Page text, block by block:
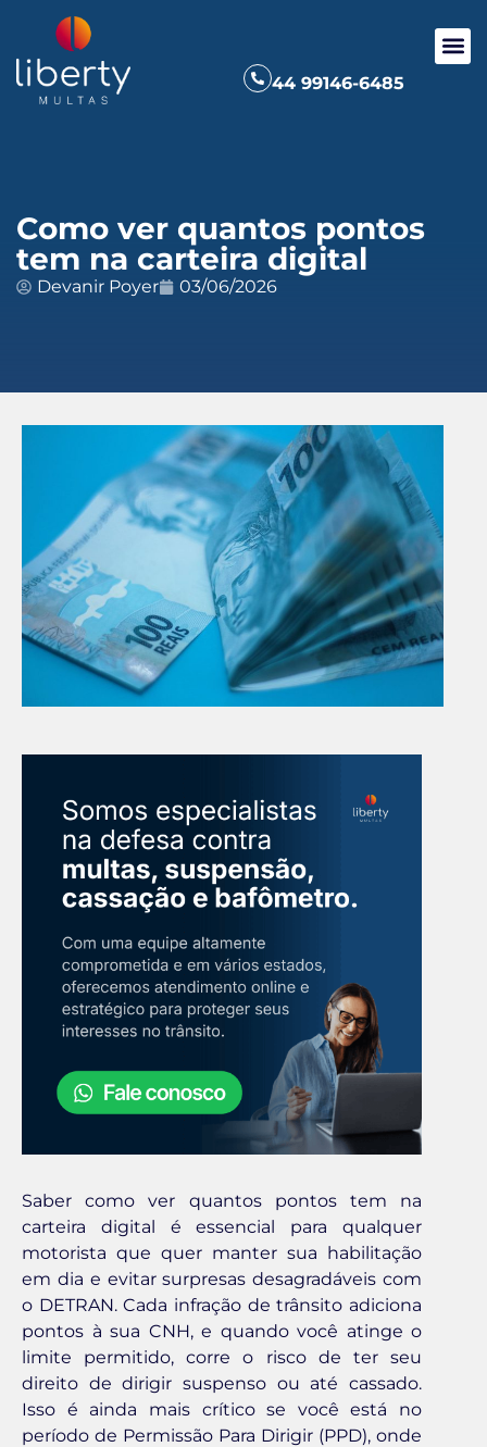
44 99146-6485
Como ver quantos pontos
tem na carteira digital
Devanir Poyer 03/06/2026
Saber como ver quantos pontos tem na
carteira digital é essencial para qualquer
motorista que quer manter sua habilitação
em dia e evitar surpresas desagradáveis com
o DETRAN. Cada infração de trânsito adiciona
pontos à sua CNH, e quando você atinge o
limite permitido, corre o risco de ter seu
direito de dirigir suspenso ou até cassado.
Isso é ainda mais crítico se você está no
período de Permissão Para Dirigir (PPD), onde